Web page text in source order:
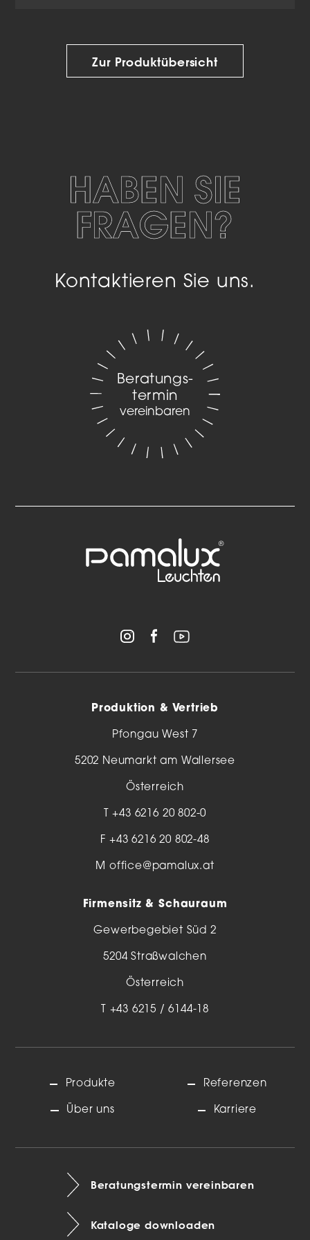
Zur Produktübersicht
HABEN SIE
FRAGEN?
Kontaktieren Sie uns.
Beratungs­
termin
vereinbaren
Produktion & Vertrieb
Pfongau West 7
5202 Neumarkt am Wallersee
Österreich
T+43 6216 20 802-0
F +43 6216 20 802-48
M office@pamalux.at
Firmensitz & Schauraum
Gewerbegebiet Süd 2
5204 Straßwalchen
Österreich
T +43 6215 / 6144-18
Produkte
Über uns
Referenzen
Karriere
Beratungstermin vereinbaren
Kataloge downloaden